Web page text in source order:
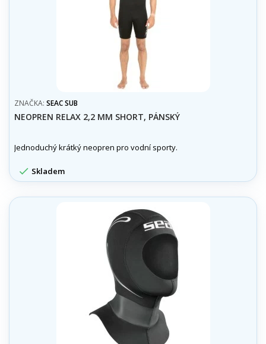
ZNAČKA: SEAC SUB
NEOPREN RELAX 2,2 MM SHORT, PÁNSKÝ
Jednoduchý krátký neopren pro vodní sporty.
 Skladem